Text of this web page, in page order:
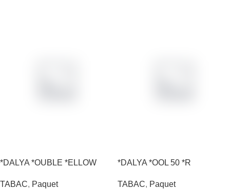
*DALYA *OUBLE *ELLOW
TABAC, Paquet
*DALYA *OOL 50 *R
TABAC, Paquet